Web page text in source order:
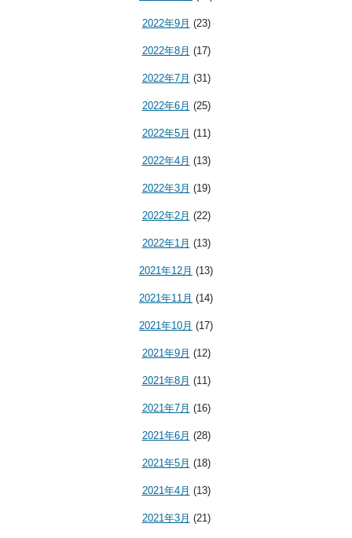
2022年9月 (23)
2022年8月 (17)
2022年7月 (31)
2022年6月 (25)
2022年5月 (11)
2022年4月 (13)
2022年3月 (19)
2022年2月 (22)
2022年1月 (13)
2021年12月 (13)
2021年11月 (14)
2021年10月 (17)
2021年9月 (12)
2021年8月 (11)
2021年7月 (16)
2021年6月 (28)
2021年5月 (18)
2021年4月 (13)
2021年3月 (21)